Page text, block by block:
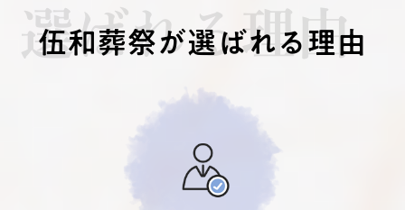
伍和葬祭が選ばれる理由
選ばれる理由